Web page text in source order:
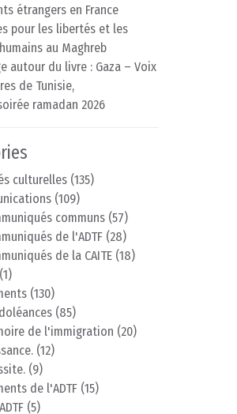
étrangers en France
pour les libertés et les
au Maghreb
autour du livre : Gaza – Voix
de Tunisie,
ramadan 2026
culturelles (135)
(109)
communs (57)
de l'ADTF (28)
de la CAITE (18)
(1)
(130)
(85)
de l'immigration (20)
(12)
(9)
de l'ADTF (15)
(5)